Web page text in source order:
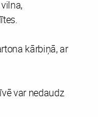
kārbiņā, ar
var nedaudz